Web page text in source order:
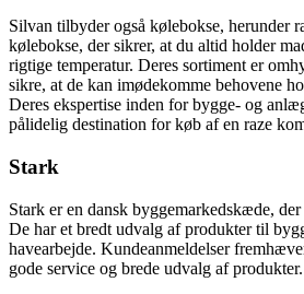
Silvan tilbyder også kølebokse, herunder
kølebokse, der sikrer, at du altid holder
rigtige temperatur. Deres sortiment er
sikre, at de kan imødekomme behovene
Deres ekspertise inden for bygge- og
pålidelig destination for køb af en raze
Stark
Stark er en dansk byggemarkedskæde,
De har et bredt udvalg af produkter til
havearbejde. Kundeanmeldelser
gode service og brede udvalg af produkter.